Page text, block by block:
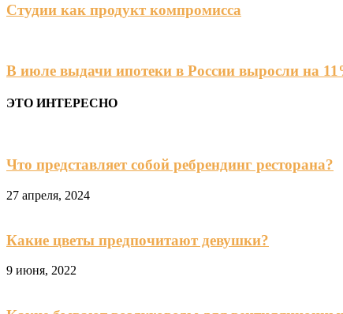
Студии как продукт компромисса
В июле выдачи ипотеки в России выросли на
ЭТО ИНТЕРЕСНО
Что представляет собой ребрендинг ресторана?
27 апреля, 2024
Какие цветы предпочитают девушки?
9 июня, 2022